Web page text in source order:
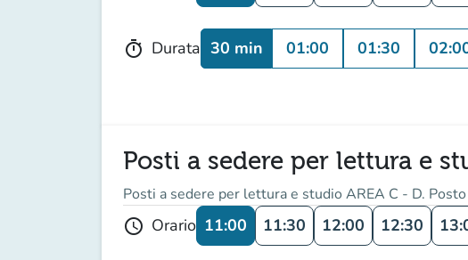
timer Durata 30 min 01:00 01:30
Posti a sedere per lettura e
Posti a sedere per lettura e studio AREA C - D.
schedule Orario 11:00 11:30 12:00 12:30